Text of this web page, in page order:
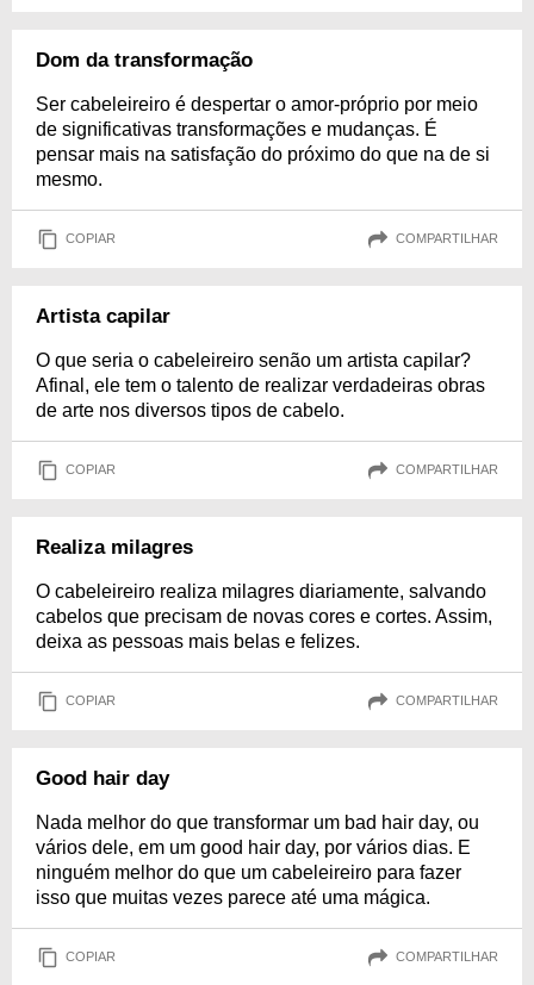
Dom da transformação
Ser cabeleireiro é despertar o amor-próprio por meio
de significativas transformações e mudanças. É
pensar mais na satisfação do próximo do que na de si
mesmo.
COPIAR COMPARTILHAR
Artista capilar
O que seria o cabeleireiro senão um artista capilar?
Afinal, ele tem o talento de realizar verdadeiras obras
de arte nos diversos tipos de cabelo.
COPIAR COMPARTILHAR
Realiza milagres
O cabeleireiro realiza milagres diariamente, salvando
cabelos que precisam de novas cores e cortes. Assim,
deixa as pessoas mais belas e felizes.
COPIAR COMPARTILHAR
Good hair day
Nada melhor do que transformar um bad hair day, ou
vários dele, em um good hair day, por vários dias. E
ninguém melhor do que um cabeleireiro para fazer
isso que muitas vezes parece até uma mágica.
COPIAR COMPARTILHAR